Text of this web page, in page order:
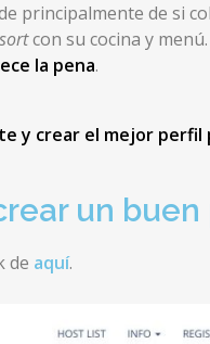
principalmente de si
con su cocina y
la pena.
y crear el mejor perfil
un
de aquí.